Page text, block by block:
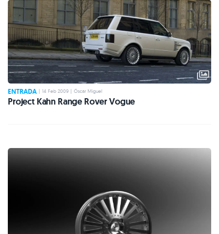
ENTRADA 14 Feb 2009 Óscar Miguel
Project Kahn Range Rover Vogue